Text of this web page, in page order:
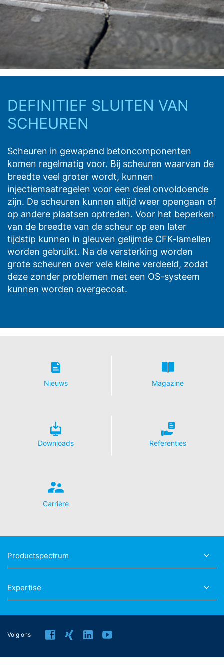
DEFINITIEF SLUITEN VAN
SCHEUREN
Scheuren in gewapend betoncomponenten
komen regelmatig voor. Bij scheuren waarvan de
breedte veel groter wordt, kunnen
injectiemaatregelen voor een deel onvoldoende
zijn. De scheuren kunnen altijd weer opengaan of
op andere plaatsen optreden. Voor het beperken
van de breedte van de scheur op een later
tijdstip kunnen in gleuven gelijmde CFK-lamellen
worden gebruikt. Na de versterking worden
grote scheuren over vele kleine verdeeld, zodat
deze zonder problemen met een OS-systeem
kunnen worden overgecoat.
Nieuws Magazine
Downloads Referenties
Carrière
Productspectrum
Expertise
Volg ons